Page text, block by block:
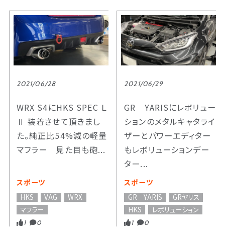
2021/06/28
WRX S4にHKS SPEC Ｌ
Ⅱ 装着させて頂きまし
た。純正比54%減の軽量
マフラー 見た目も砲...
スポーツ
HKS
VAG
WRX
マフラー
1 0
2021/06/29
GR YARISにレボリュー
ションのメタルキャタライ
ザーとパワーエディター
もレボリューションデー
ター...
スポーツ
GR YARIS
GRヤリス
HKS
レボリューション
1 0